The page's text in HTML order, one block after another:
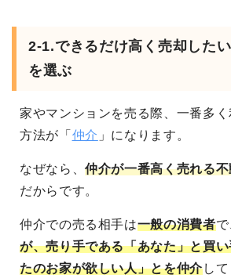
2-1.できるだけ高く売却したい
を選ぶ
家やマンションを売る際、一番多
方法が「 仲介 」になります。
なぜなら、仲介が一番高く売れる
だからです。
仲介での売る相手は一般の消費者で
が、売り手である「あなた」と買
たのお家が欲しい人」とを仲介して